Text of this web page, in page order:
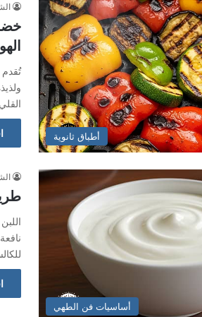
أطباق ثانوية
تُقدم
أساسيات فن الطهي